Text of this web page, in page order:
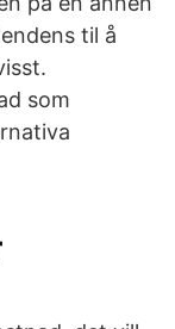
til å
som